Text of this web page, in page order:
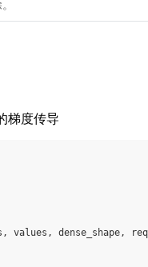
梯度传导
, values , dense_shape,